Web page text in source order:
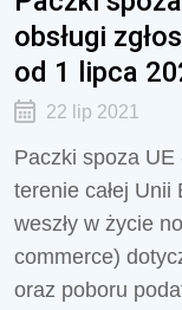
obsługi
od 1 lipca
22 lip 2021
Paczki spoza UE
terenie całej
weszły w życie
commerce)
oraz poboru